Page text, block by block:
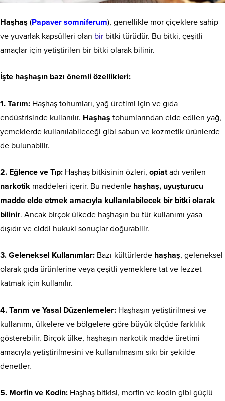
Haşhaş (Papaver somniferum), genellikle mor çiçeklere sahip
ve yuvarlak kapsülleri olan bir bitki türüdür. Bu bitki, çeşitli
amaçlar için yetiştirilen bir bitki olarak bilinir.
İşte haşhaşın bazı önemli özellikleri:
1. Tarım: Haşhaş tohumları, yağ üretimi için ve gıda
endüstrisinde kullanılır. Haşhaş tohumlarından elde edilen yağ,
yemeklerde kullanılabileceği gibi sabun ve kozmetik ürünlerde
de bulunabilir.
2. Eğlence ve Tıp: Haşhaş bitkisinin özleri, opiatadı verilen
narkotik maddeleri içerir. Bu nedenle haşhaş, uyuşturucu
madde elde etmek amacıyla kullanılabilecek bir bitki olarak
bilinir. Ancak birçok ülkede haşhaşın bu tür kullanımı yasa
dışıdır ve ciddi hukuki sonuçlar doğurabilir.
3. Geleneksel Kullanımlar: Bazı kültürlerde haşhaş, geleneksel
olarak gıda ürünlerine veya çeşitli yemeklere tat ve lezzet
katmak için kullanılır.
4. Tarım ve Yasal Düzenlemeler: Haşhaşın yetiştirilmesi ve
kullanımı, ülkelere ve bölgelere göre büyük ölçüde farklılık
gösterebilir. Birçok ülke, haşhaşın narkotik madde üretimi
amacıyla yetiştirilmesini ve kullanılmasını sıkı bir şekilde
denetler.
5. Morfin ve Kodin: Haşhaş bitkisi, morfin ve kodin gibi güçlü